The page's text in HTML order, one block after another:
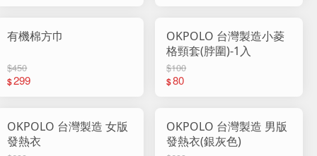
有機棉方巾
$450
$299
OKPOLO 台灣製造小菱
格頸套(脖圍)-1入
$100
$80
OKPOLO 台灣製造 女版
發熱衣
OKPOLO 台灣製造 男版
發熱衣(銀灰色)